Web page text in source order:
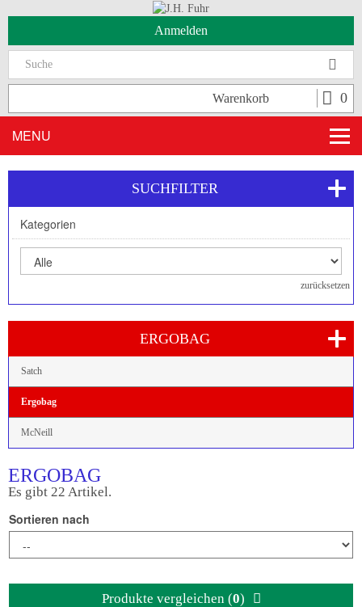
Anmelden
Warenkorb 0
MENU
SUCHFILTER
Kategorien
zurücksetzen
ERGOBAG
Satch
Ergobag
McNeill
ERGOBAG
Es gibt 22 Artikel.
Sortieren nach
Produkte vergleichen (0)